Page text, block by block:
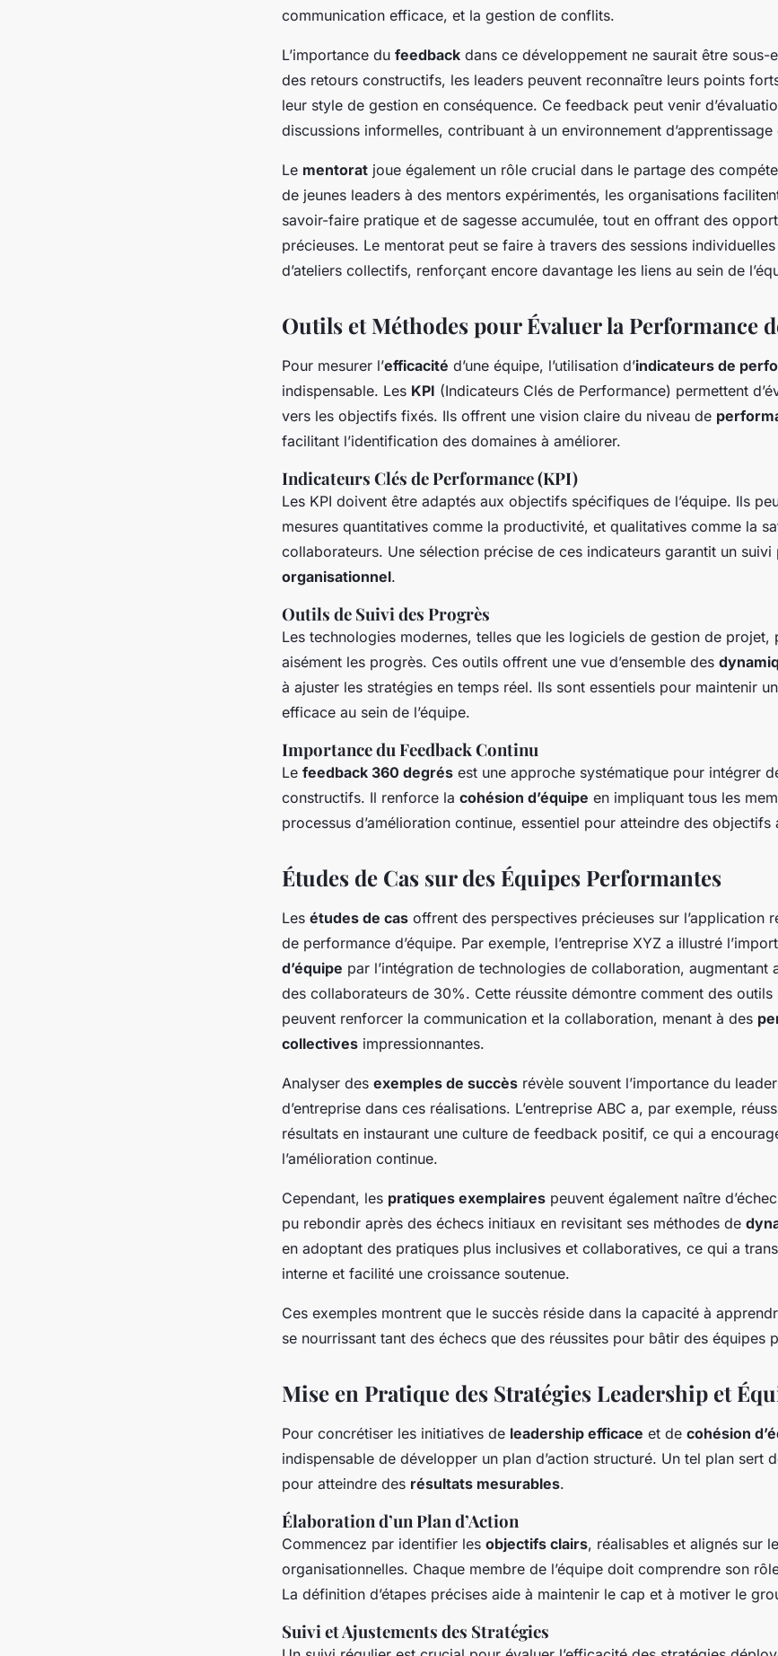
communication efficace, et la gestion de conflits.
L’importance du feedback dans ce développement ne saurait être sous-
des retours constructifs, les leaders peuvent reconnaître leurs points
leur style de gestion en conséquence. Ce feedback peut venir
discussions informelles, contribuant à un environnement d’apprentissage
Le mentorat joue également un rôle crucial dans le partage des
de jeunes leaders à des mentors expérimentés, les organisations
savoir-faire pratique et de sagesse accumulée, tout en offrant des
précieuses. Le mentorat peut se faire à travers des sessions
d’ateliers collectifs, renforçant encore davantage les liens au sein de
Outils et Méthodes pour Évaluer la Performance
Pour mesurer l’efficacité d’une équipe, l’utilisation d’indicateurs de
indispensable. Les KPI (Indicateurs Clés de Performance) permettent
vers les objectifs fixés. Ils offrent une vision claire du niveau de
facilitant l’identification des domaines à améliorer.
Indicateurs Clés de Performance (KPI)
Les KPI doivent être adaptés aux objectifs spécifiques de l’équipe. Ils
mesures quantitatives comme la productivité, et qualitatives comme la
collaborateurs. Une sélection précise de ces indicateurs garantit un suivi
organisationnel.
Outils de Suivi des Progrès
Les technologies modernes, telles que les logiciels de gestion de projet,
aisément les progrès. Ces outils offrent une vue d’ensemble des
à ajuster les stratégies en temps réel. Ils sont essentiels pour maintenir
efficace au sein de l’équipe.
Importance du Feedback Continu
Le feedback 360 degrés est une approche systématique pour intégrer
constructifs. Il renforce la cohésion d’équipe en impliquant tous les
processus d’amélioration continue, essentiel pour atteindre des objectifs
Études de Cas sur des Équipes Performantes
Les études de cas offrent des perspectives précieuses sur l’application
de performance d’équipe. Par exemple, l’entreprise XYZ a illustré
d’équipe par l’intégration de technologies de collaboration, augmentant
des collaborateurs de 30%. Cette réussite démontre comment des outils
peuvent renforcer la communication et la collaboration, menant à des
collectives impressionnantes.
Analyser des exemples de succès révèle souvent l’importance du
d’entreprise dans ces réalisations. L’entreprise ABC a, par exemple,
résultats en instaurant une culture de feedback positif, ce qui a
l’amélioration continue.
Cependant, les pratiques exemplaires peuvent également naître
pu rebondir après des échecs initiaux en revisitant ses méthodes de
en adoptant des pratiques plus inclusives et collaboratives, ce qui a
interne et facilité une croissance soutenue.
Ces exemples montrent que le succès réside dans la capacité à
se nourrissant tant des échecs que des réussites pour bâtir des équipes
Mise en Pratique des Stratégies Leadership et
Pour concrétiser les initiatives de leadership efficace et de cohésion
indispensable de développer un plan d’action structuré. Un tel plan sert
pour atteindre des résultats mesurables.
Élaboration d’un Plan d’Action
Commencez par identifier les objectifs clairs, réalisables et alignés sur
organisationnelles. Chaque membre de l’équipe doit comprendre son
La définition d’étapes précises aide à maintenir le cap et à motiver le
Suivi et Ajustements des Stratégies